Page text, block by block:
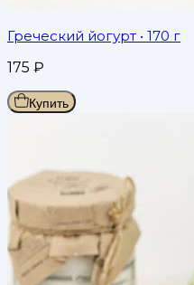
Греческий йогурт • 170 г
175 ₽
Купить